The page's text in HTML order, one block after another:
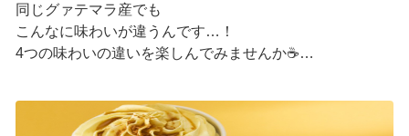
同じグァテマラ産でも
こんなに味わいが違うんです…！
4つの味わいの違いを楽しんでみませんか☕
グァテマラコーヒー体験イベントも実施中▼